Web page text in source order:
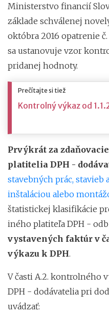
Ministerstvo financií
základe schválenej
októbra 2016 opatrenie č.
sa ustanovuje vzor
pridanej hodnoty.
Prečítajte si tiež
Kontrolný výkaz od
Prvýkrát za
platitelia DPH -
stavebných prác, stavieb
inštaláciou alebo
štatistickej klasifikácie
iného platiteľa DPH -
vystavených faktúr v
výkazu k DPH.
V časti A.2. kontrolného
DPH - dodávatelia pri
uvádzať: